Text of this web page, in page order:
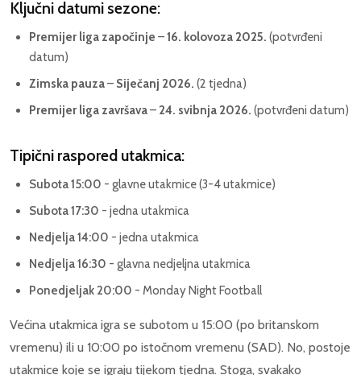
Ključni datumi sezone:
Premijer liga započinje –16. kolovoza 2025. (potvrđeni
datum)
Zimska pauza– Siječanj 2026. (2 tjedna)
Premijer liga završava– 24. svibnja 2026. (potvrđeni datum)
Tipični raspored utakmica:
Subota 15:00 - glavne utakmice (3-4 utakmice)
Subota 17:30 - jedna utakmica
Nedjelja 14:00 - jedna utakmica
Nedjelja 16:30 - glavna nedjeljna utakmica
Ponedjeljak 20:00 - Monday Night Football
Većina utakmica igra se subotom u 15:00 (po britanskom
vremenu) ili u 10:00 po istočnom vremenu (SAD). No, postoje
utakmice koje se igraju tijekom tjedna. Stoga, svakako